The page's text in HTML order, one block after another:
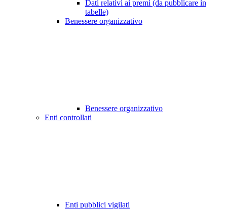
Dati relativi ai premi (da pubblicare in
tabelle)
Benessere organizzativo
Benessere organizzativo
Enti controllati
Enti pubblici vigilati